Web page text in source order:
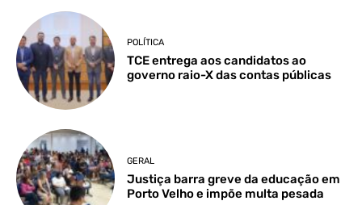
POLÍTICA
TCE entrega aos candidatos ao
governo raio-X das contas públicas
GERAL
Justiça barra greve da educação em
Porto Velho e impõe multa pesada